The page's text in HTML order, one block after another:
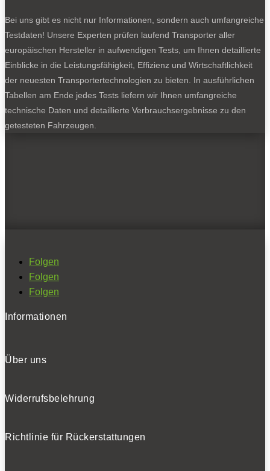
Bei uns gibt es nicht nur Informationen, sondern auch umfangreiche
Testdaten! Unsere Experten prüfen laufend Transporter aller
europäischen Hersteller in aufwendigen Tests, um Ihnen detaillierte
Einblicke in die Leistungsfähigkeit, Effizienz und Wirtschaftlichkeit
der neuesten Transportertechnologien zu bieten. In ausführlichen
Tabellen am Ende jedes Tests liefern wir Ihnen umfangreiche
technische Daten und detaillierte Verbrauchsergebnisse zu den
getesteten Fahrzeugen.
Folgen
Folgen
Folgen
Informationen
Über uns
Widerrufsbelehrung
Richtlinie für Rückerstattungen